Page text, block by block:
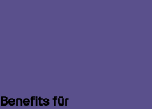
Benefits für